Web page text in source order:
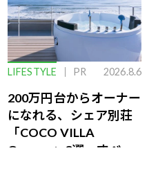
LIFESTYLE PR 2026.8.6
200万円台からオーナー
になれる、シェア別荘
「COCO VILLA
Owners」3選。すべて